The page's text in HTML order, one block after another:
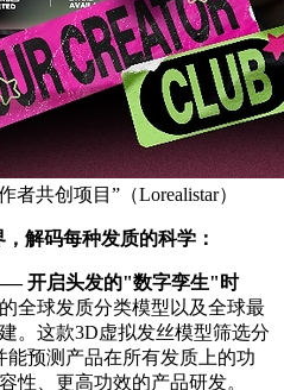
共创项目”（Lorealistar）
解码每种发质的科学：
开启头发的"数字孪生"时
全球发质分类模型以及全球最
。这款3D虚拟发丝模型筛选分
能预测产品在所有发质上的功
性、更高功效的产品研发。